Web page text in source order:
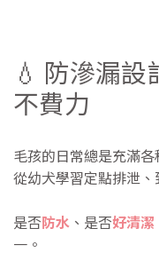
💧 防滲漏
不費力
毛孩的日常總是充滿各
從幼犬學習定點排泄、
是否防水 、是否好清潔
一。